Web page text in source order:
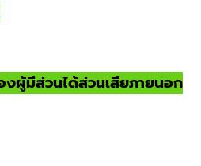
งผู้มีส่วนได้ส่วนเสียภายนอก